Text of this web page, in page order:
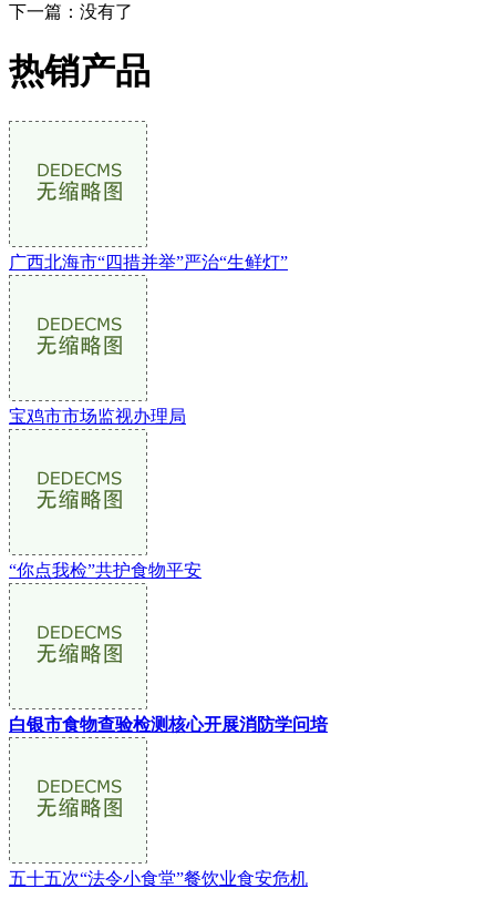
下一篇：没有了
热销产品
广西北海市“四措并举”严治“生鲜灯”
宝鸡市市场监视办理局
“你点我检”共护食物平安
白银市食物查验检测核心开展消防学问培
五十五次“法令小食堂”餐饮业食安危机